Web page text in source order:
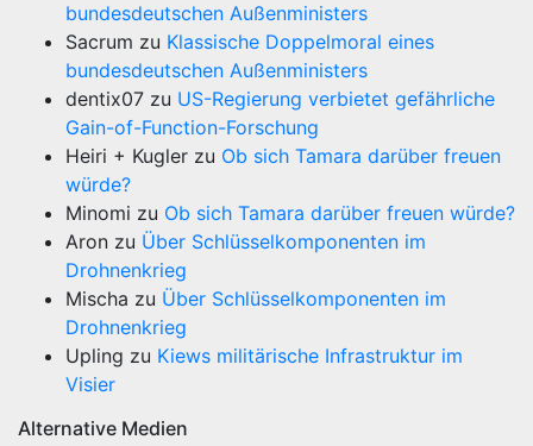
bundesdeutschen Außenministers
Sacrum zu Klassische Doppelmoral eines
bundesdeutschen Außenministers
dentix07 zu US-Regierung verbietet gefährliche
Gain-of-Function-Forschung
Heiri + Kugler zu Ob sich Tamara darüber freuen
würde?
Minomi zu Ob sich Tamara darüber freuen würde?
Aron zu Über Schlüsselkomponenten im
Drohnenkrieg
Mischa zu Über Schlüsselkomponenten im
Drohnenkrieg
Upling zu Kiews militärische Infrastruktur im
Visier
Alternative Medien